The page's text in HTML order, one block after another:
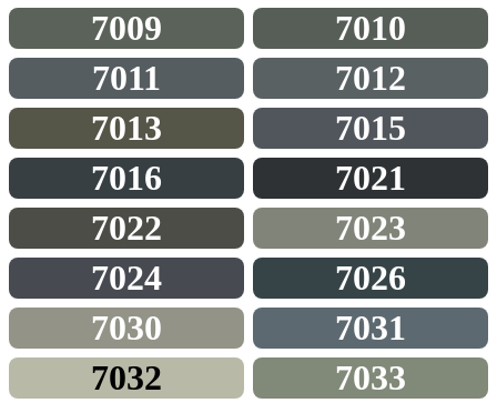
7009
7010
7011
7012
7013
7015
7016
7021
7022
7023
7024
7026
7030
7031
7032
7033